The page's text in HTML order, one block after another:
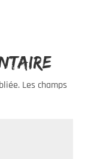
Les champs